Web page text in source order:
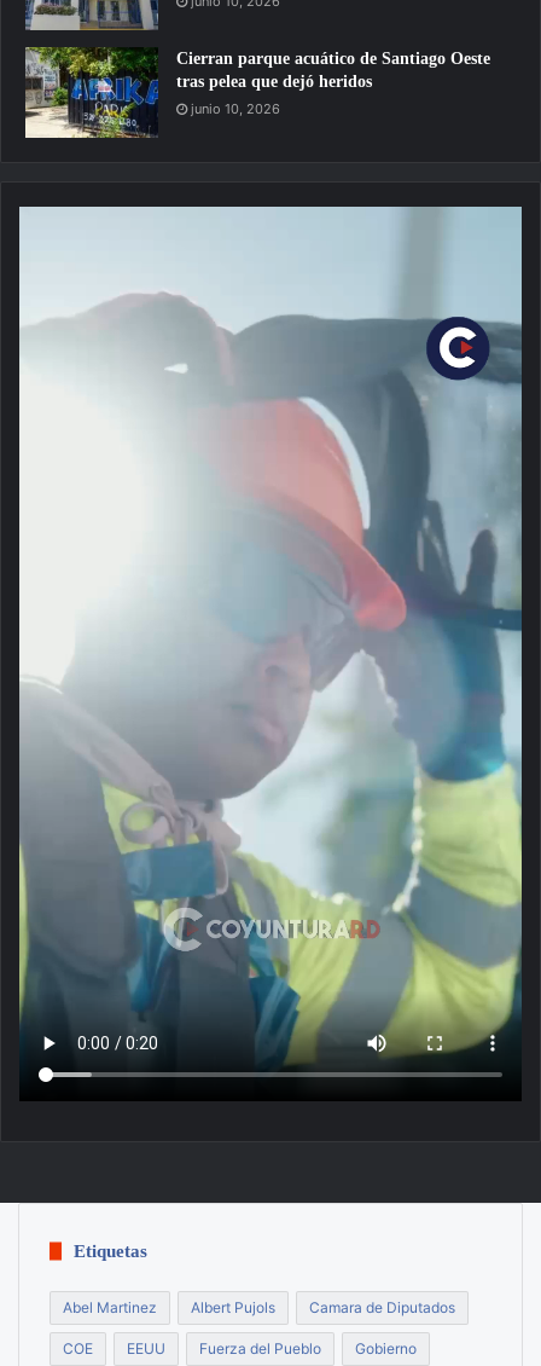
Cierran parque acuático de Santiago Oeste
tras pelea que dejó heridos
junio 10, 2026
Etiquetas
Abel Martinez Albert Pujols Camara de Diputados
COE EEUU Fuerza del Pueblo Gobierno